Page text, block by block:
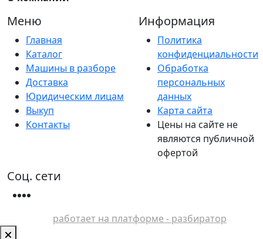
Меню
Главная
Каталог
Машины в разборе
Доставка
Юридическим лицам
Выкуп
Контакты
Информация
Политика
конфиденциальности
Обработка
персональных
данных
Карта сайта
Цены на сайте не
являются публичной
офертой
Соц. сети
работает на платформе - разбиратор